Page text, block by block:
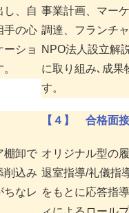
し、自
手の心
ーショ
事業計画、マー
調達、フランチ
NPO法人設立解
に取り組み､成果
す。
棚卸で
削込み
ちなレ
【４】 合格面
オリジナル型の
退室指導/礼儀指
をもとに応答指